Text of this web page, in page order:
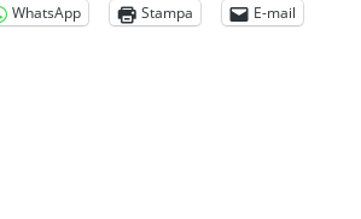
WhatsApp Stampa
E-mail